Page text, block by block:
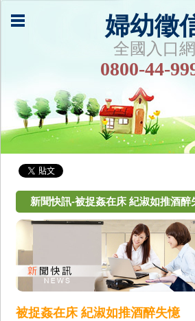
婦幼徵
全國入口網
0800-44-
新聞快訊-被捉姦在床 紀淑如推酒醉
被捉姦在床 紀淑如推酒醉失憶